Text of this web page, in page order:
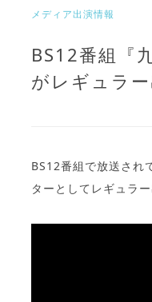
BS12番組『
がレギュラー
メディア出演情報
BS12番組で放送され
ターとしてレギュラ